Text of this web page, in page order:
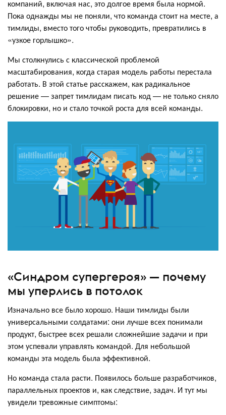
компаний, включая нас, это долгое время была нормой.
Пока однажды мы не поняли, что команда стоит на месте, а
тимлиды, вместо того чтобы руководить, превратились в
«узкое горлышко».
Мы столкнулись с классической проблемой
масштабирования, когда старая модель работы перестала
работать. В этой статье расскажем, как радикальное
решение — запрет тимлидам писать код — не только сняло
блокировки, но и стало точкой роста для всей команды.
«Синдром супергероя» — почему
мы уперлись в потолок
Изначально все было хорошо. Наши тимлиды были
универсальными солдатами: они лучше всех понимали
продукт, быстрее всех решали сложнейшие задачи и при
этом успевали управлять командой. Для небольшой
команды эта модель была эффективной.
Но команда стала расти. Появилось больше разработчиков,
параллельных проектов и, как следствие, задач. И тут мы
увидели тревожные симптомы: